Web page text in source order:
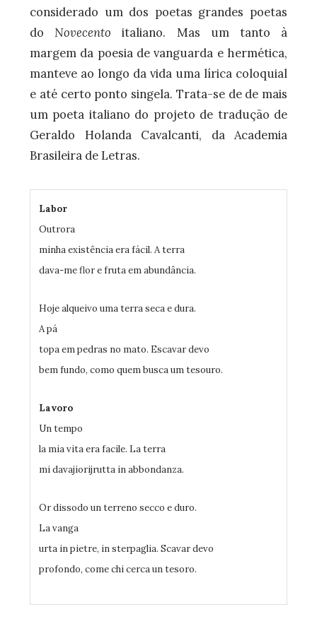
considerado um dos poetas grandes poetas
doNovecento italiano. Mas um tanto à
margem da poesia de vanguarda e hermética,
manteve ao longo da vida uma lírica coloquial
e até certo ponto singela. Trata-se de de mais
um poeta italiano do projeto de tradução de
Geraldo Holanda Cavalcanti, da Academia
Brasileira de Letras.
Labor
Outrora
minha existência era fácil. A terra
dava-me flor e fruta em abundância.
Hoje alqueivo uma terra seca e dura.
A pá
topa em pedras no mato. Escavar devo
bem fundo, como quem busca um tesouro.
Lavoro
Un tempo
la mia vita era facile. La terra
mi davajiorijrutta in abbondanza.
Or dissodo un terreno secco e duro.
La vanga
urta in pietre, in sterpaglia. Scavar devo
profondo, come chi cerca un tesoro.